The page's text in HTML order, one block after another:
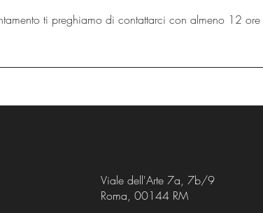
ti preghiamo di contattarci con almeno 12 ore
Viale dell'Arte 7a, 7b/9
Roma, 00144 RM